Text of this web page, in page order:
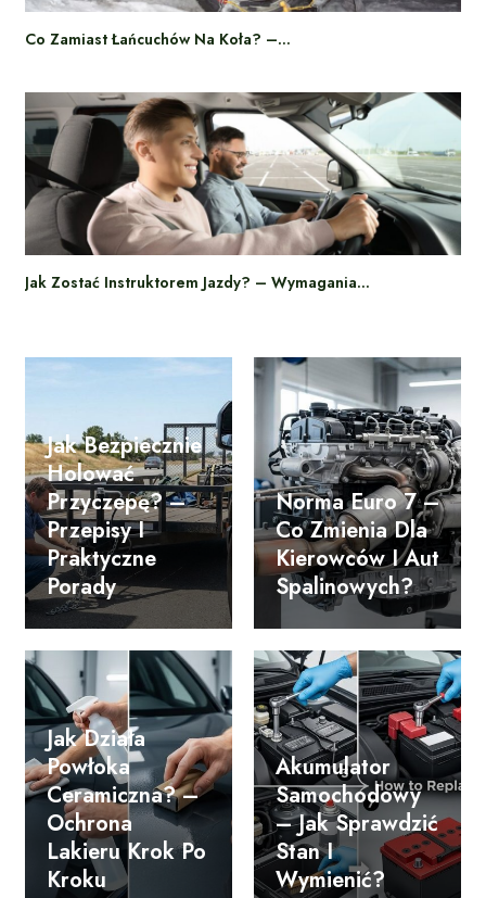
Co Zamiast Łańcuchów Na Koła? –…
Jak Zostać Instruktorem Jazdy? – Wymagania…
Jak Bezpiecznie
Holować
Przyczepę? –
Przepisy I
Praktyczne
Porady
Norma Euro 7 –
Co Zmienia Dla
Kierowców I Aut
Spalinowych?
Jak Działa
Powłoka
Ceramiczna? –
Ochrona
Lakieru Krok Po
Kroku
Akumulator
Samochodowy
– Jak Sprawdzić
Stan I
Wymienić?